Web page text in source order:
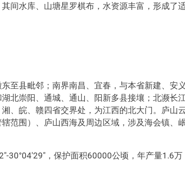
间水库、山塘星罗棋布，水资源丰富，形成了
至县毗邻；南界南昌、宜春，与本省新建、安义
北崇阳、通城、通山、阳新多县接壤；北濒长江
、皖、赣四省交界处，为江西的北大门。庐山
范围）、庐山西海及周边区域，涉及海会镇、
30°04′29″，保护面积60000公顷，年产量1.6万